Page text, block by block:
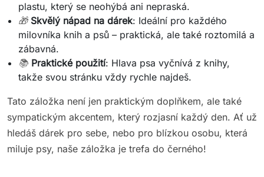
plastu, který se neohýbá ani nepraská.
🎁 Skvělý nápad na dárek: Ideální pro každého
milovníka knih a psů – praktická, ale také roztomilá a
zábavná.
📚 Praktické použití: Hlava psa vyčnívá z knihy,
takže svou stránku vždy rychle najdeš.
Tato záložka není jen praktickým doplňkem, ale také
sympatickým akcentem, který rozjasní každý den. Ať už
hledáš dárek pro sebe, nebo pro blízkou osobu, která
miluje psy, naše záložka je trefa do černého!